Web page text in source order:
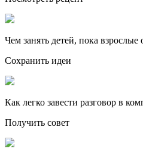
Чем занять детей, пока
Сохранить идеи
Как легко завести разговор в
Получить совет